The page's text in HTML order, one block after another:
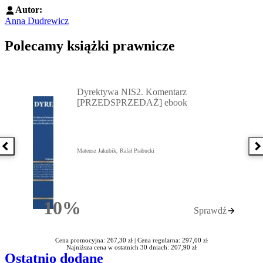
Autor:
Anna Dudrewicz
Polecamy książki prawnicze
Poprzednia książka
10%Rabatu
Dyrektywa NIS2. Komentarz
[PRZEDSPRZEDAŻ] ebook
Mateusz Jakubik, Rafał Prabucki
Sprawdź
Cena promocyjna: 267,30 zł | Cena regularna: 297,00 zł
Najniższa cena w ostatnich 30 dniach: 207,90 zł
Ostatnio dodane